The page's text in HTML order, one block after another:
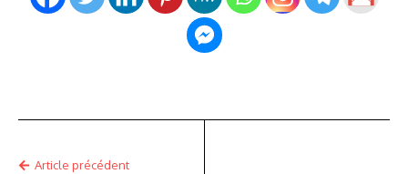
Article précédent